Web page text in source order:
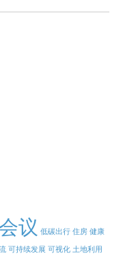
议 低碳出行 住房 健康
可持续发展 可视化 土地利用